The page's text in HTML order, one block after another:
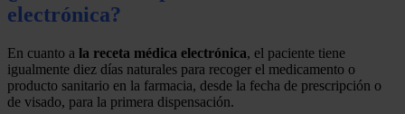
electrónica?
En cuanto a la receta médica electrónica, el paciente tiene
igualmente diez días naturales para recoger el medicamento o
producto sanitario en la farmacia, desde la fecha de prescripción o
de visado, para la primera dispensación.